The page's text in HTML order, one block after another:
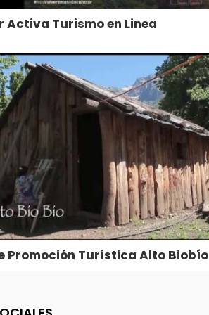
Activa Turismo en Linea
Promoción Turística Alto Biobío